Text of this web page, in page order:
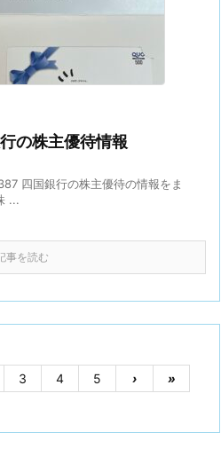
の株主優待情報
四国銀行の株主優待の情報をま
...
事を読む
3 4 5 › »